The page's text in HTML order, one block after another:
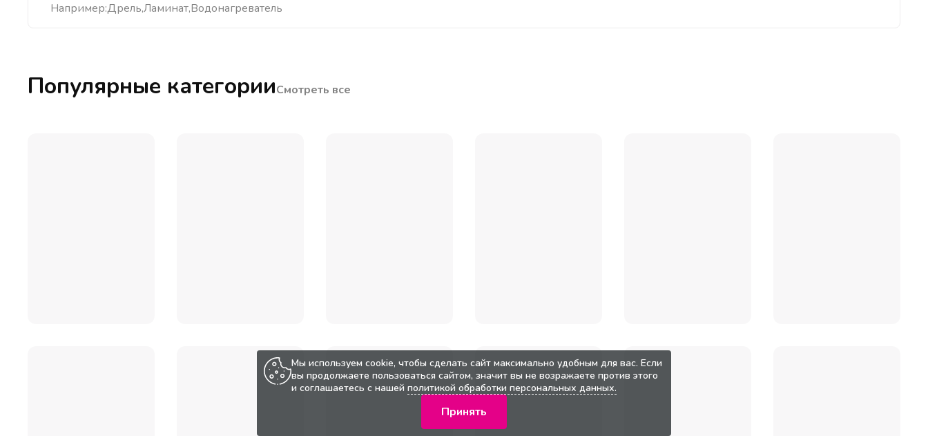
Например:ДрельЛаминатВодонагреватель
Популярные категорииСмотреть все
Мы используем cookie, чтобы сделать сайт максимально удобным для вас. Если
вы продолжаете пользоваться сайтом, значит вы не возражаете против этого
и соглашаетесь с нашей политикой обработки персональных данных.
Принять